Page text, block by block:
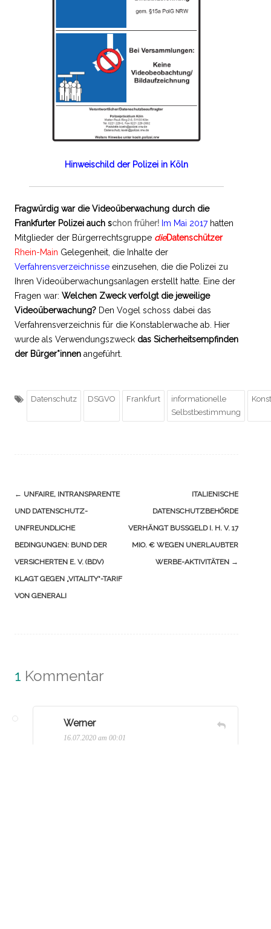
Hinweischild der Polizei in Köln
Fragwürdig war die Videoüberwachung durch die
Frankfurter Polizei auch schon früher! Im Mai 2017hatten
Mitglieder der Bürgerrechtsgruppe dieDatenschützer
Rhein-Main Gelegenheit, die Inhalte der
Verfahrensverzeichnisse einzusehen, die die Polizei zu
Ihren Videoüberwachungsanlagen erstellt hatte. Eine der
Fragen war: Welchen Zweck verfolgt die jeweilige
Videoüberwachung? Den Vogel schoss dabei das
Verfahrensverzeichnis für die Konstablerwache ab. Hier
wurde als Verwendungszweck das Sicherheitsempfinden
der Bürger*innen angeführt.
Datenschutz DSGVO Frankfurt
informationelle
Selbstbestimmung
Navigation
(Beiträge)
← UNFAIRE, INTRANSPARENTE
UND DATENSCHUTZ-
UNFREUNDLICHE
BEDINGUNGEN: BUND DER
VERSICHERTEN E. V. (BDV)
KLAGT GEGEN „VITALITY“-TARIF
VON GENERALI
ITALIENISCHE
DATENSCHUTZBEHÖRDE
VERHÄNGT BUSSGELD I. H. V. 17 M
IO. € WEGEN UNERLAUBTER W
ERBE-AKTIVITÄTEN →
1 Kommentar
Werner
16.07.2020 am 00:01